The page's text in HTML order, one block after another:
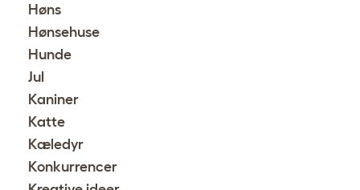
Høns
Hønsehuse
Hunde
Jul
Kaniner
Katte
Kæledyr
Konkurrencer